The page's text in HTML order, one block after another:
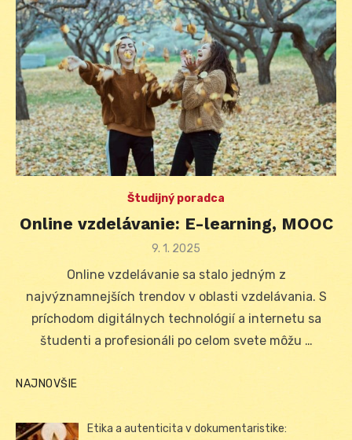
Študijný poradca
Online vzdelávanie: E-learning, MOOC
Posted
9. 1. 2025
Online vzdelávanie sa stalo jedným z
najvýznamnejších trendov v oblasti vzdelávania. S
príchodom digitálnych technológií a internetu sa
študenti a profesionáli po celom svete môžu …
NAJNOVŠIE
Etika a autenticita v dokumentaristike: